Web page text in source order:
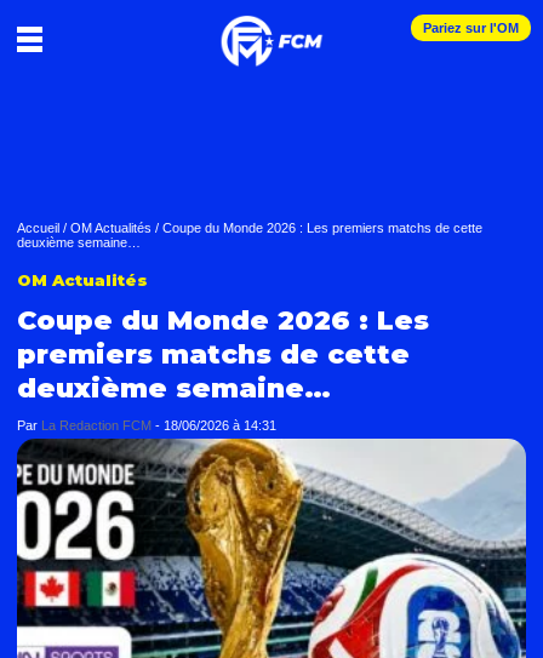
Pariez sur l'OM
Accueil / OM Actualités / Coupe du Monde 2026 : Les premiers matchs de cette
deuxième semaine…
OM Actualités
Coupe du Monde 2026 : Les
premiers matchs de cette
deuxième semaine…
Par La Redaction FCM - 18/06/2026 à 14:31